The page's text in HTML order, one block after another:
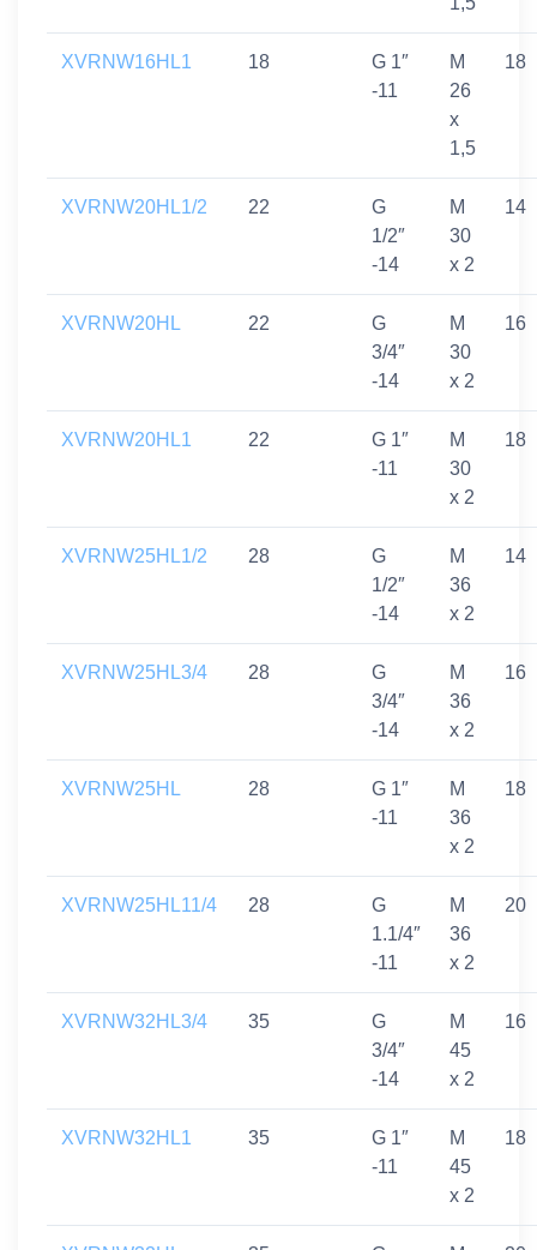
XVRNW16HL1 18
G 1″
-11
M
26
x
1,5
18
XVRNW20HL1/2 22
G
1/2″
-14
M
30
x 2
14
XVRNW20HL 22
G
3/4″
-14
M
30
x 2
16
XVRNW20HL1 22
G 1″
-11
M
30
x 2
18
XVRNW25HL1/2 28
G
1/2″
-14
M
36
x 2
14
XVRNW25HL3/4 28
G
3/4″
-14
M
36
x 2
16
XVRNW25HL 28
G 1″
-11
M
36
x 2
18
XVRNW25HL11/4 28
G
1.1/4″
-11
M
36
x 2
20
XVRNW32HL3/4 35
G
3/4″
-14
M
45
x 2
16
XVRNW32HL1 35
G 1″
-11
M
45
x 2
18